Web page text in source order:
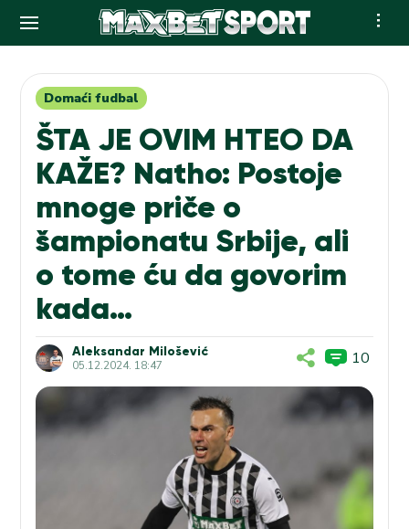
contentDomaći fudbal
ŠTA JE OVIM HTEO DA
KAŽE? Natho: Postoje
mnoge priče o
šampionatu Srbije, ali
o tome ću da govorim
kada…
Aleksandar Milošević
05.12.2024. 18:47 10